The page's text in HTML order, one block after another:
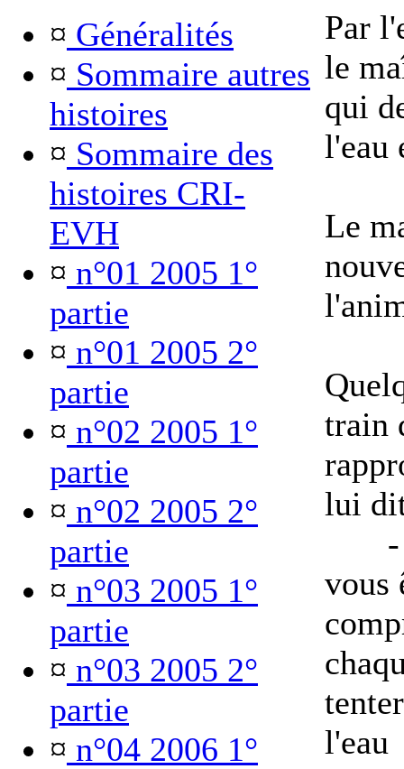
¤ Généralités
¤ Sommaire autres
histoires
¤ Sommaire des
histoires CRI-
EVH
¤ n°01 2005 1°
partie
¤ n°01 2005 2°
partie
¤ n°02 2005 1°
partie
¤ n°02 2005 2°
partie
¤ n°03 2005 1°
partie
¤ n°03 2005 2°
partie
¤ n°04 2006 1°
Par
le
qui
l'eau
Le
train
lui
-
vous
l'eau